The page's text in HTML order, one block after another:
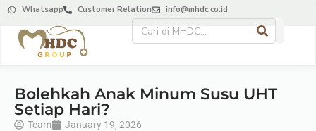
Whatsapp Customer Relation info@mhdc.co.id
Bolehkah Anak Minum Susu UHT
Setiap Hari?
Team January 19, 2026